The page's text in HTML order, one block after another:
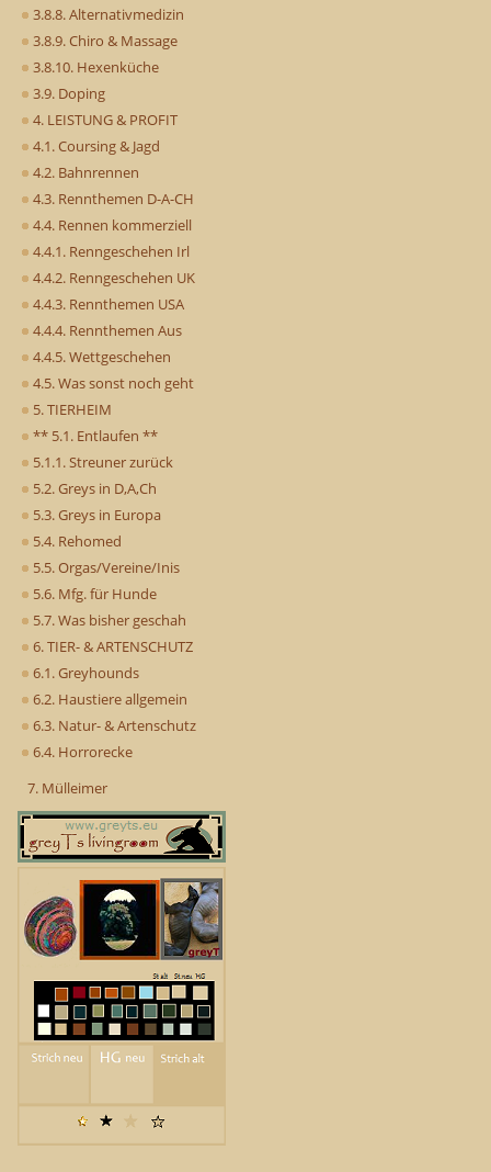
3.8.8. Alternativmedizin
3.8.9. Chiro & Massage
3.8.10. Hexenküche
3.9. Doping
4. LEISTUNG & PROFIT
4.1. Coursing & Jagd
4.2. Bahnrennen
4.3. Rennthemen D-A-CH
4.4. Rennen kommerziell
4.4.1. Renngeschehen Irl
4.4.2. Renngeschehen UK
4.4.3. Rennthemen USA
4.4.4. Rennthemen Aus
4.4.5. Wettgeschehen
4.5. Was sonst noch geht
5. TIERHEIM
** 5.1. Entlaufen **
5.1.1. Streuner zurück
5.2. Greys in D,A,Ch
5.3. Greys in Europa
5.4. Rehomed
5.5. Orgas/Vereine/Inis
5.6. Mfg. für Hunde
5.7. Was bisher geschah
6. TIER- & ARTENSCHUTZ
6.1. Greyhounds
6.2. Haustiere allgemein
6.3. Natur- & Artenschutz
6.4. Horrorecke
7. Mülleimer